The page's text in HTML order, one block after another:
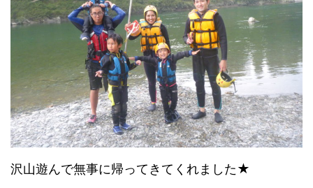
沢山遊んで無事に帰ってきてくれました★